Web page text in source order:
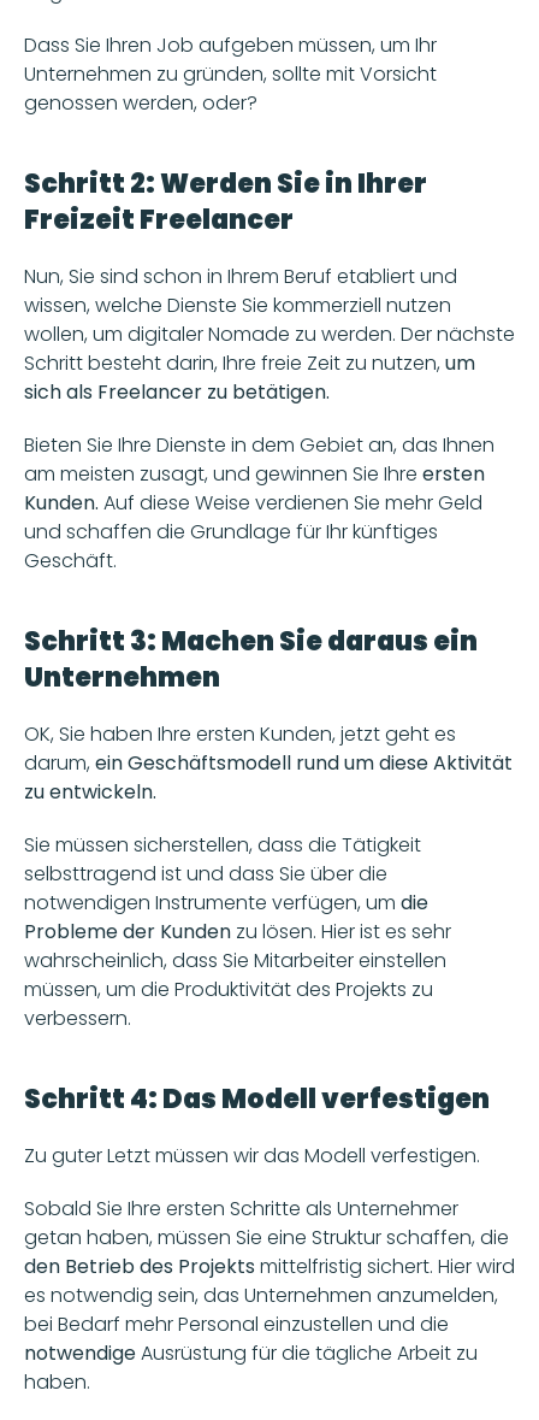
Dass Sie Ihren Job aufgeben müssen, um Ihr
Unternehmen zu gründen, sollte mit Vorsicht
genossen werden, oder?
Schritt 2: Werden Sie in Ihrer
Freizeit Freelancer
Nun, Sie sind schon in Ihrem Beruf etabliert und
wissen, welche Dienste Sie kommerziell nutzen
wollen, um digitaler Nomade zu werden. Der nächste
Schritt besteht darin, Ihre freie Zeit zu nutzen, um
sich als Freelancer zu betätigen.
Bieten Sie Ihre Dienste in dem Gebiet an, das Ihnen
am meisten zusagt, und gewinnen Sie Ihre ersten
Kunden. Auf diese Weise verdienen Sie mehr Geld
und schaffen die Grundlage für Ihr künftiges
Geschäft.
Schritt 3: Machen Sie daraus ein
Unternehmen
OK, Sie haben Ihre ersten Kunden, jetzt geht es
darum, ein Geschäftsmodell rund um diese Aktivität
zu entwickeln.
Sie müssen sicherstellen, dass die Tätigkeit
selbsttragend ist und dass Sie über die
notwendigen Instrumente verfügen, um die
Probleme der Kunden zu lösen. Hier ist es sehr
wahrscheinlich, dass Sie Mitarbeiter einstellen
müssen, um die Produktivität des Projekts zu
verbessern.
Schritt 4: Das Modell verfestigen
Zu guter Letzt müssen wir das Modell verfestigen.
Sobald Sie Ihre ersten Schritte als Unternehmer
den Betrieb des Projekts mittelfristig sichert. Hier wird
es notwendig sein, das Unternehmen anzumelden,
notwendige Ausrüstung für die tägliche Arbeit zu
haben.